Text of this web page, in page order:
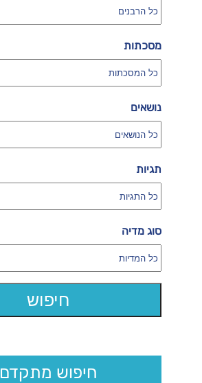
מסכתות
נושאים
תגיות
סוג מדיה
חיפוש מתקדם